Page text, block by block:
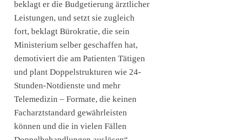
beklagt er die Budgetierung ärztlicher
Leistungen, und setzt sie zugleich
fort, beklagt Bürokratie, die sein
Ministerium selber geschaffen hat,
demotiviert die am Patienten Tätigen
und plant Doppelstrukturen wie 24-
Stunden-Notdienste und mehr
Telemedizin – Formate, die keinen
Facharztstandard gewährleisten
können und die in vielen Fällen